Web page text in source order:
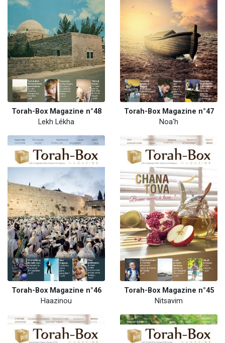
Torah-Box Magazine n°48
Lekh Lékha
Torah-Box Magazine n°47
Noa'h
Torah-Box Magazine n°46
Haazinou
Torah-Box Magazine n°45
Nitsavim